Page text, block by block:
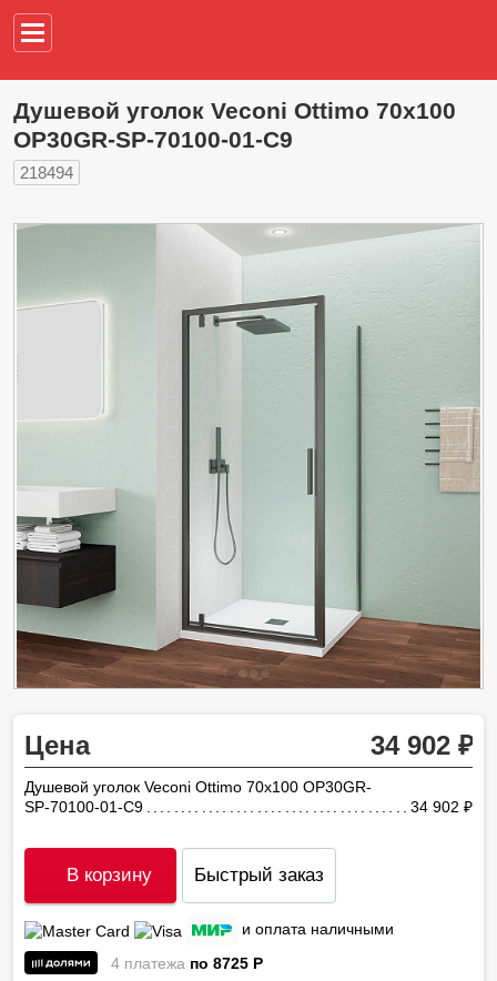
Душевой уголок Veconi Ottimo 70х100
OP30GR-SP-70100-01-C9
218494
Цена 34 902
Душевой уголок Veconi Ottimo 70х100 OP30GR-
SP-70100-01-C9
34 902
В корзину Быстрый заказ
и оплата наличными
4 платежа по 8725 P